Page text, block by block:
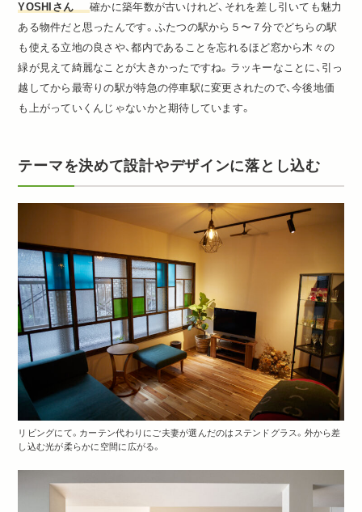
YOSHIさん
確かに築年数が古いけれど、それを差し引いても魅力
ある物件だと思ったんです。ふたつの駅から５〜７分でどちらの駅
も使える立地の良さや、都内であることを忘れるほど窓から木々の
緑が見えて綺麗なことが大きかったですね。ラッキーなことに、引っ
越してから最寄りの駅が特急の停車駅に変更されたので、今後地価
も上がっていくんじゃないかと期待しています。
テーマを決めて設計やデザインに落とし込む
リビングにて。カーテン代わりにご夫妻が選んだのはステンドグラス。外から差
し込む光が柔らかに空間に広がる。